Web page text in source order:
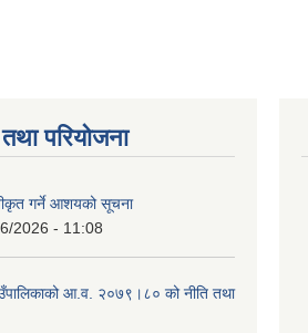
परियोजना
गर्ने आशयको सूचना
2026 - 11:08
आ.व. २०७९।८० को नीति तथा